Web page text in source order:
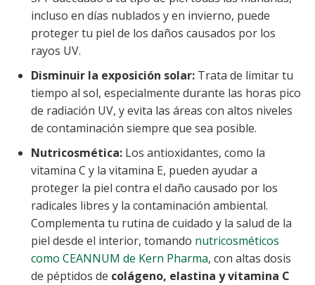
incluso en días nublados y en invierno, puede
proteger tu piel de los daños causados por los
rayos UV.
Disminuir la exposición solar: Trata de limitar tu
tiempo al sol, especialmente durante las horas pico
de radiación UV, y evita las áreas con altos niveles
de contaminación siempre que sea posible.
Nutricosmética: Los antioxidantes, como la
vitamina C y la vitamina E, pueden ayudar a
proteger la piel contra el daño causado por los
radicales libres y la contaminación ambiental.
Complementa tu rutina de cuidado y la salud de la
piel desde el interior, tomando nutricosméticos
como CEANNUM de Kern Pharma, con altas dosis
de péptidos de colágeno, elastina y vitamina C